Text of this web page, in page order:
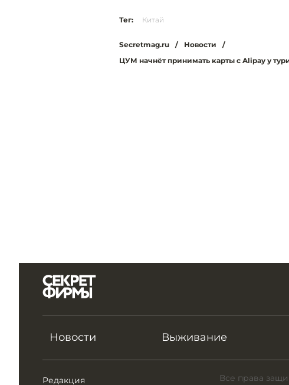
Тег: Китай
Secretmag.ru / Новости
/
ЦУМ начнёт принимать карты с Alipay у
Новости Выживание
Редакция
Все права